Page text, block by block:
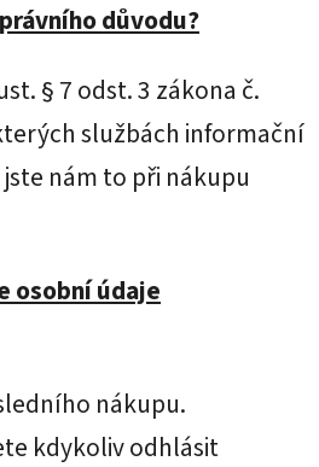
důvodu?
§ 7 odst. 3 zákona č.
službách informační
nám to při nákupu
osobní údaje
nákupu.
kdykoliv odhlásit